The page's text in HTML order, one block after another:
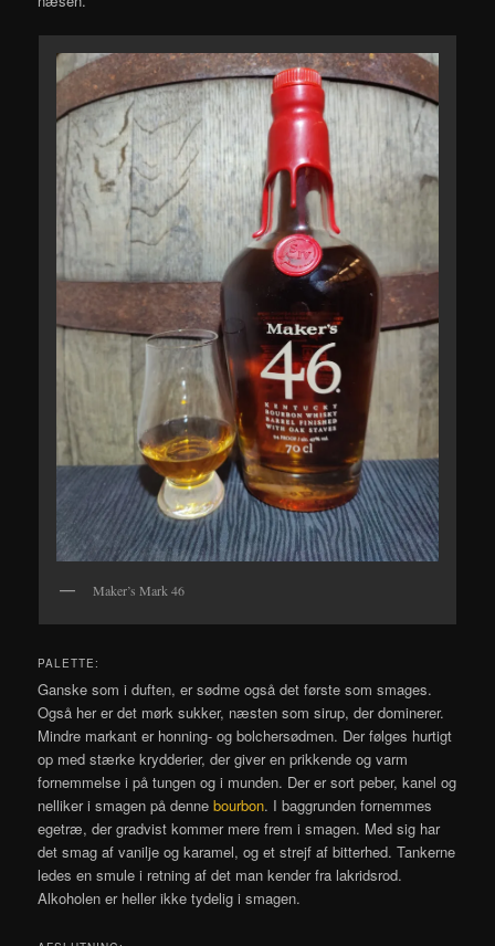
Maker’s Mark 46
PALETTE:
Ganske som i duften, er sødme også det første som smages.
Også her er det mørk sukker, næsten som sirup, der dominerer.
Mindre markant er honning- og bolchersødmen. Der følges hurtigt
op med stærke krydderier, der giver en prikkende og varm
fornemmelse i på tungen og i munden. Der er sort peber, kanel og
nelliker i smagen på dennebourbon. I baggrunden fornemmes
egetræ, der gradvist kommer mere frem i smagen. Med sig har
det smag af vanilje og karamel, og et strejf af bitterhed. Tankerne
ledes en smule i retning af det man kender fra lakridsrod.
Alkoholen er heller ikke tydelig i smagen.